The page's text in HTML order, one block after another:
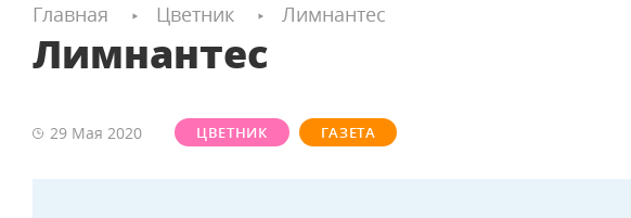
Главная Цветник Лимнантес
Лимнантес
29 Мая 2020 ЦВЕТНИК ГАЗЕТА